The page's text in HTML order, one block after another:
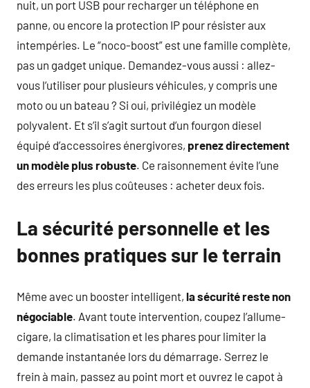
nuit, un port USB pour recharger un téléphone en
panne, ou encore la protection IP pour résister aux
intempéries. Le “noco-boost” est une famille complète,
pas un gadget unique. Demandez-vous aussi : allez-
vous l’utiliser pour plusieurs véhicules, y compris une
moto ou un bateau ? Si oui, privilégiez un modèle
polyvalent. Et s’il s’agit surtout d’un fourgon diesel
équipé d’accessoires énergivores, prenez directement
un modèle plus robuste. Ce raisonnement évite l’une
des erreurs les plus coûteuses : acheter deux fois.
La sécurité personnelle et les
bonnes pratiques sur le terrain
Même avec un booster intelligent, la sécurité reste non
négociable. Avant toute intervention, coupez l’allume-
cigare, la climatisation et les phares pour limiter la
demande instantanée lors du démarrage. Serrez le
frein à main, passez au point mort et ouvrez le capot à